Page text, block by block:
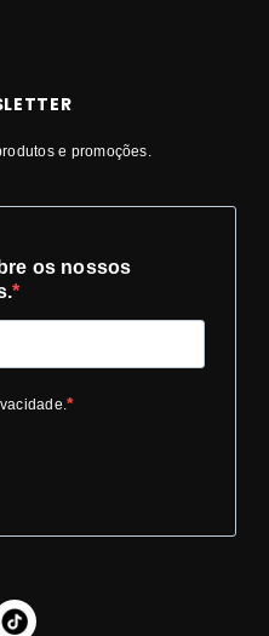
e promoções.
os nossos